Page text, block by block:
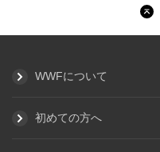
WWFについて
初めての方へ